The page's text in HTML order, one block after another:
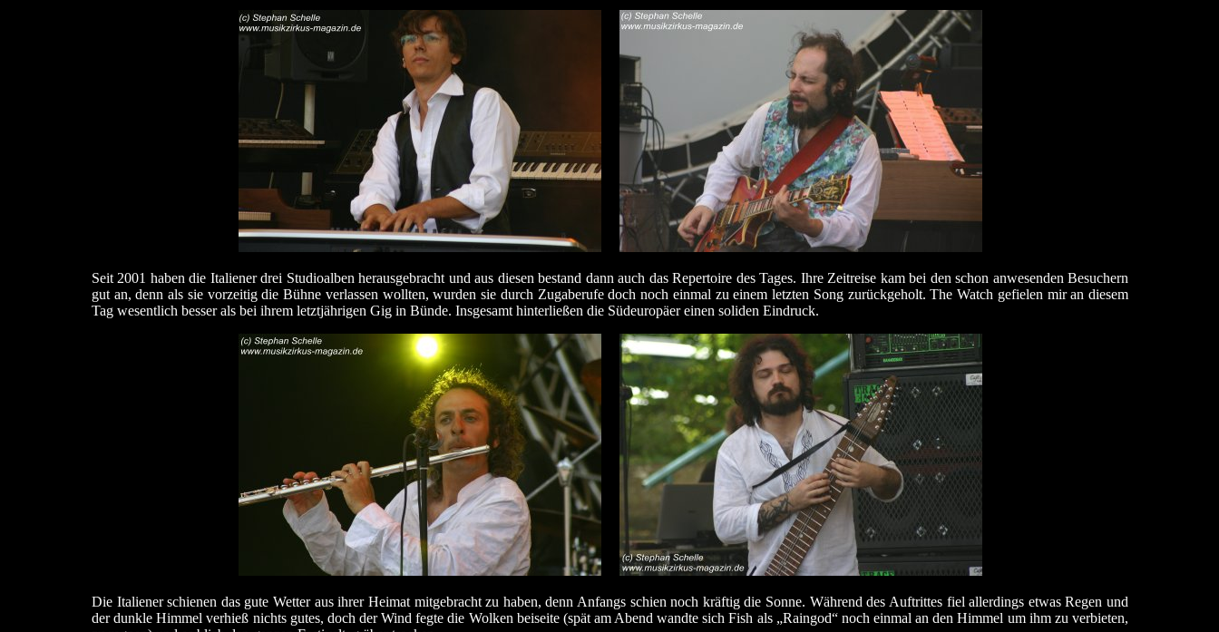
Seit 2001 haben die Italiener drei Studioalben herausgebracht und aus diesen bestand dann auch das Repertoire des Tages. Ihre Zeitreise kam bei den schon anwesenden Besuchern
gut an, denn als sie vorzeitig die Bühne verlassen wollten, wurden sie durch Zugaberufe doch noch einmal zu einem letzten Song zurückgeholt. The Watch gefielen mir an diesem
Tag wesentlich besser als bei ihrem letztjährigen Gig in Bünde. Insgesamt hinterließen die Südeuropäer einen soliden Eindruck.
Die Italiener schienen das gute Wetter aus ihrer Heimat mitgebracht zu haben, denn Anfangs schien noch kräftig die Sonne. Während des Auftrittes fiel allerdings etwas Regen und
der dunkle Himmel verhieß nichts gutes, doch der Wind fegte die Wolken beiseite (spät am Abend wandte sich Fish als „Raingod“ noch einmal an den Himmel um ihm zu verbieten,